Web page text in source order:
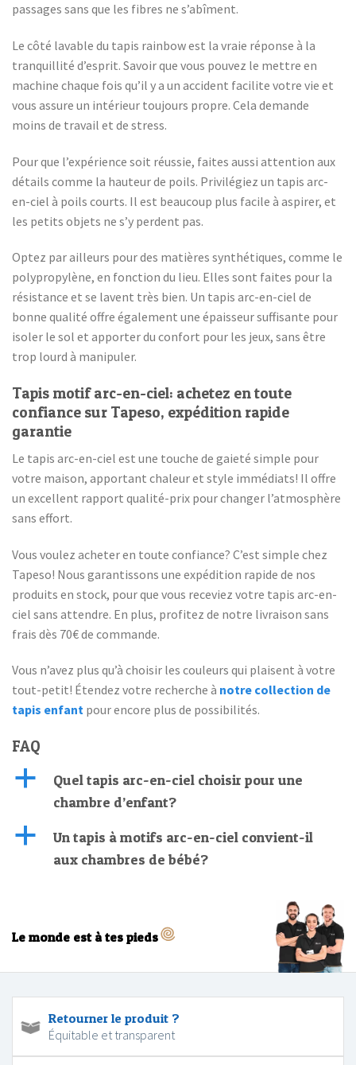
passages sans que les fibres ne s’abîment.
Le côté lavable du tapis rainbow est la vraie réponse à la
tranquillité d’esprit. Savoir que vous pouvez le mettre en
machine chaque fois qu’il y a un accident facilite votre vie et
vous assure un intérieur toujours propre. Cela demande
moins de travail et de stress.
Pour que l’expérience soit réussie, faites aussi attention aux
détails comme la hauteur de poils. Privilégiez un tapis arc-
en-ciel à poils courts. Il est beaucoup plus facile à aspirer, et
les petits objets ne s’y perdent pas.
Optez par ailleurs pour des matières synthétiques, comme le
polypropylène, en fonction du lieu. Elles sont faites pour la
résistance et se lavent très bien. Un tapis arc-en-ciel de
bonne qualité offre également une épaisseur suffisante pour
isoler le sol et apporter du confort pour les jeux, sans être
trop lourd à manipuler.
Tapis motif arc-en-ciel: achetez en toute
confiance sur Tapeso, expédition rapide
garantie
Le tapis arc-en-ciel est une touche de gaieté simple pour
votre maison, apportant chaleur et style immédiats! Il offre
un excellent rapport qualité-prix pour changer l’atmosphère
sans effort.
Vous voulez acheter en toute confiance? C’est simple chez
Tapeso! Nous garantissons une expédition rapide de nos
produits en stock, pour que vous receviez votre tapis arc-en-
ciel sans attendre. En plus, profitez de notre livraison sans
frais dès 70€ de commande.
Vous n’avez plus qu’à choisir les couleurs qui plaisent à votre
tout-petit! Étendez votre recherche à notre collection de
tapis enfant pour encore plus de possibilités.
FAQ
a
Quel tapis arc-en-ciel choisir pour une
chambre d’enfant?
a
Un tapis à motifs arc-en-ciel convient-il
aux chambres de bébé?
Le monde est à tes pieds
Retourner le produit ?
Équitable et transparent